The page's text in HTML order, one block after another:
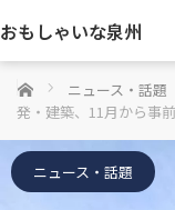
おもしゃいな泉州
ホーム ニュース・話題
発・建築、11月から事
ニュース・話題